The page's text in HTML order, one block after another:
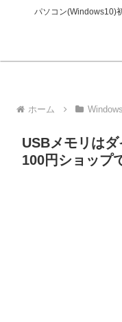
パソコン(Windows10)
ホーム
USBメモリは
100円ショップ